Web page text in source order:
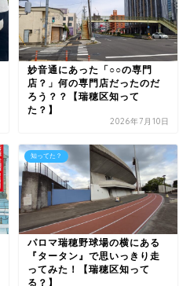
妙音通にあった「○○の専門
店？」何の専門店だったのだ
ろう？？【瑞穂区知って
た？】
2026年7月10日
知ってた？
パロマ瑞穂野球場の横にある
『タータン』で思いっきり走
ってみた！【瑞穂区知って
る？】